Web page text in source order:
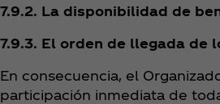
7.9.2. La disponibilidad de
7.9.3. El orden de llegada de
En consecuencia, el
participación inmediata de